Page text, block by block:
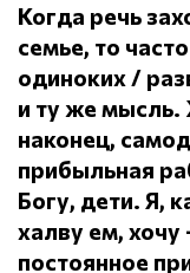
Когда речь
семье, то
одиноких /
и ту же мысль.
наконец,
прибыльная
Богу, дети. Я,
халву ем, хочу
постоянное